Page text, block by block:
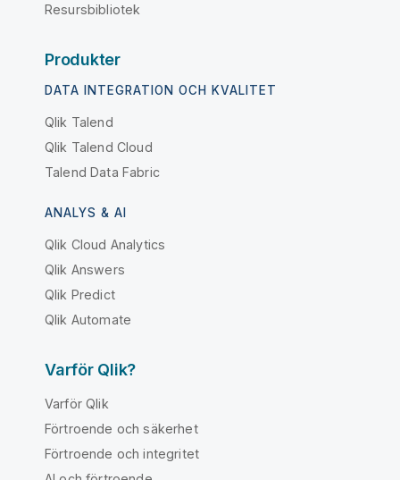
Resursbibliotek
Produkter
DATA INTEGRATION OCH KVALITET
Qlik Talend
Qlik Talend Cloud
Talend Data Fabric
ANALYS & AI
Qlik Cloud Analytics
Qlik Answers
Qlik Predict
Qlik Automate
Varför Qlik?
Varför Qlik
Förtroende och säkerhet
Förtroende och integritet